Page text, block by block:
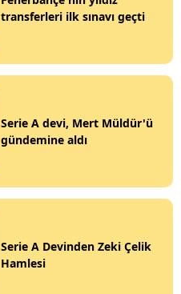
transferleri ilk sınavı geçti
Serie A devi, Mert Müldür'ü
gündemine aldı
Serie A Devinden Zeki Çelik
Hamlesi